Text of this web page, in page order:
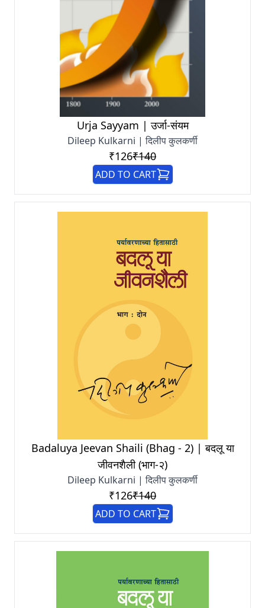
Urja Sayyam | उर्जा-संयम
Dileep Kulkarni | दिलीप कुलकर्णी
₹126₹140
ADD TO CART
Badaluya Jeevan Shaili (Bhag - 2) | बदलू या
जीवनशैली (भाग-२)
Dileep Kulkarni | दिलीप कुलकर्णी
₹126₹140
ADD TO CART